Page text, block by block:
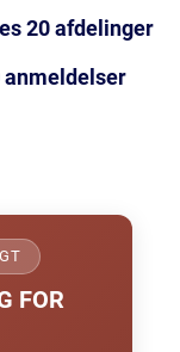
20 afdelinger
anmeldelser
FOR